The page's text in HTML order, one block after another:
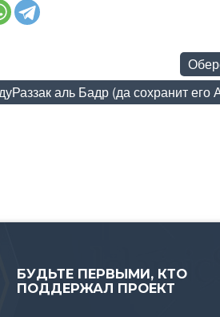
аль Бадр (да сохранит его
БУДЬТЕ ПЕРВЫМИ, КТО
ПОДДЕРЖАЛ ПРОЕКТ